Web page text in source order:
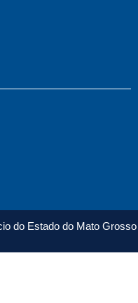
do Estado do Mato Grosso